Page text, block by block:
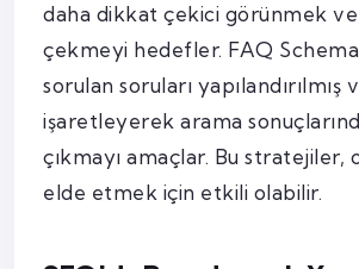
daha dikkat çekici görünmek ve
çekmeyi hedefler. FAQ Schema
sorulan soruları yapılandırılmış
işaretleyerek arama
çıkmayı amaçlar. Bu stratejiler,
elde etmek için etkili olabilir.